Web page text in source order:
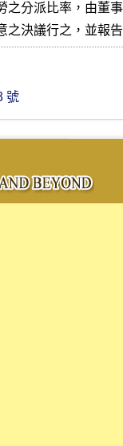
之分派比率，由董
之決議行之，並報
號